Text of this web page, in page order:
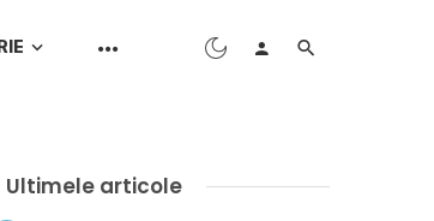
Ultimele articole